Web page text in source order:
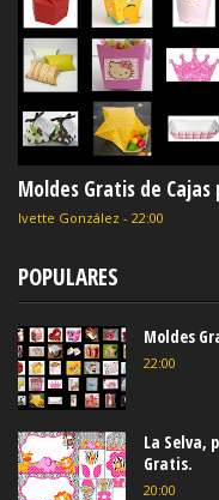
Moldes Gratis de
Ivette González - 22:00
POPULARES
Moldes
22:00
La Selva,
Gratis.
20:00